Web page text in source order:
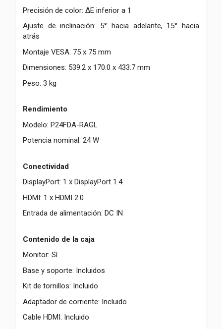
Precisión de color: ΔE inferior a 1
Ajuste de inclinación: 5° hacia adelante, 15° hacia
atrás
Montaje VESA: 75 x 75 mm
Dimensiones: 539.2 x 170.0 x 433.7 mm
Peso: 3 kg
Rendimiento
Modelo: P24FDA-RAGL
Potencia nominal: 24 W
Conectividad
DisplayPort: 1 x DisplayPort 1.4
HDMI: 1 x HDMI 2.0
Entrada de alimentación: DC IN
Contenido de la caja
Monitor: Sí
Base y soporte: Incluidos
Kit de tornillos: Incluido
Adaptador de corriente: Incluido
Cable HDMI: Incluido